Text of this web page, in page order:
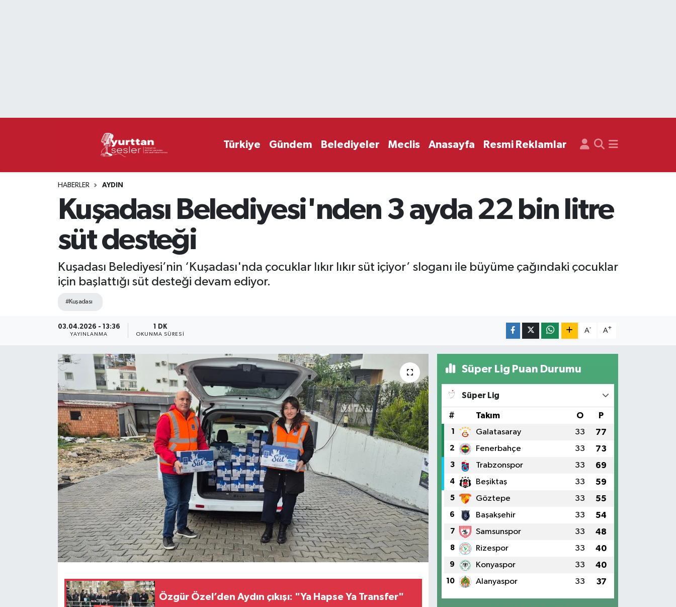
Türkiye Gündem Belediyeler Meclis Anasayfa Resmi Reklamlar
HABERLER AYDIN
Kuşadası Belediyesi'nden 3 ayda 22 bin litre
süt desteği
Kuşadası Belediyesi’nin ‘Kuşadası'nda çocuklar lıkır lıkır süt içiyor’ sloganı ile büyüme çağındaki çocuklar
için başlattığı süt desteği devam ediyor.
#Kuşadası
03.04.2026 - 13:36
YAYINLANMA
1 DK
OKUNMA SÜRESI
A- A+
Özgür Özel’den Aydın çıkışı: "Ya Hapse Ya Transfer"
Süper Lig Puan Durumu
Süper Lig
# Takım O P
1 Galatasaray 33 77
2 Fenerbahçe 33 73
3 Trabzonspor 33 69
4 Beşiktaş 33 59
5 Göztepe 33 55
6 Başakşehir 33 54
7 Samsunspor 33 48
8 Rizespor 33 40
9 Konyaspor 33 40
10 Alanyaspor 33 37
Süper Lig Puan Durumu ve Fikstür
Haber Arşivi